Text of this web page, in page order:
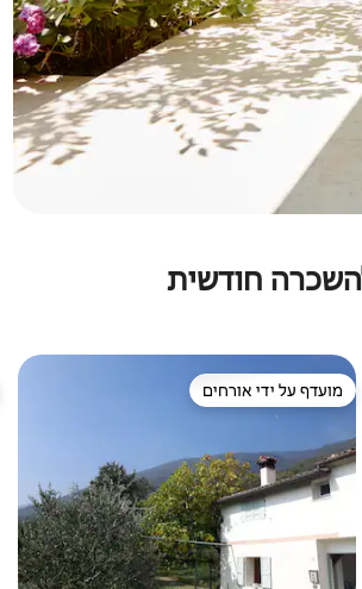
חודשית
מועדף על ידי אורחים
מועדף על ידי אורחים